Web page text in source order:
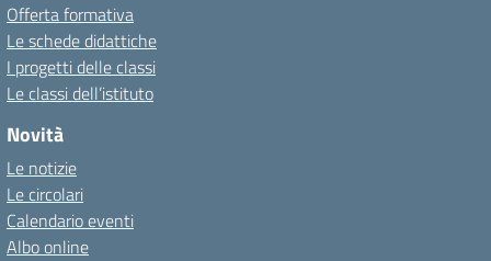
Offerta formativa
Le schede didattiche
I progetti delle classi
Le classi dell’istituto
Novità
Le notizie
Le circolari
Calendario eventi
Albo online